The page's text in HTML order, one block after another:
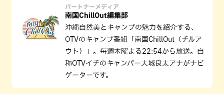
パートナーメディア
南国ChillOut編集部
沖縄自然美とキャンプの魅力を紹介する、
OTVのキャンプ番組「南国ChillOut（チルア
ウト）」。毎週木曜よる22:54から放送。自
称OTVイチのキャンパー大城良太アナがナビ
ゲーターです。